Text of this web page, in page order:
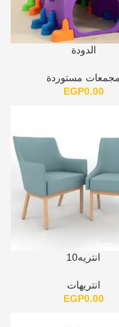
الدودة
مجمعات مستوردة
EGP0.00
انتريه10
انتريهات
EGP0.00